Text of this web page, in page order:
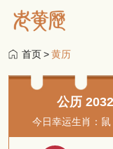
首页>黄历
公历
今日幸运生肖：